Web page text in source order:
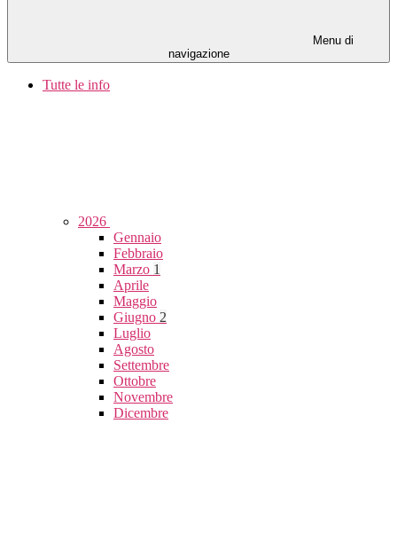
Menu di
navigazione
Tutte le info
2026
Gennaio
Febbraio
Marzo 1
Aprile
Maggio
Giugno 2
Luglio
Agosto
Settembre
Ottobre
Novembre
Dicembre